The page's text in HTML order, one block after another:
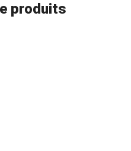
produits